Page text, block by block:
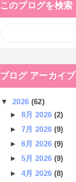
このブログを検索
ブログ アーカイブ
▼ 2026 (62)
► 8月 2026 (2)
► 7月 2026 (9)
► 6月 2026 (9)
► 5月 2026 (9)
► 4月 2026 (8)